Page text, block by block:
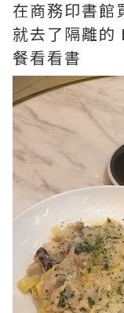
在商務印書館
就去了隔離
餐看看書